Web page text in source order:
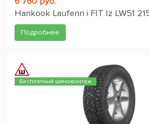
Hankook Laufenn i FIT Iz LW51
Подробнее
Бесплатный шиномонтаж